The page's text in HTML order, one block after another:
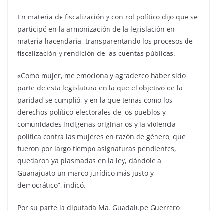
En materia de fiscalización y control político dijo que se
participó en la armonización de la legislación en
materia hacendaria, transparentando los procesos de
fiscalización y rendición de las cuentas públicas.
«Como mujer, me emociona y agradezco haber sido
parte de esta legislatura en la que el objetivo de la
paridad se cumplió, y en la que temas como los
derechos político-electorales de los pueblos y
comunidades indígenas originarios y la violencia
política contra las mujeres en razón de género, que
fueron por largo tiempo asignaturas pendientes,
quedaron ya plasmadas en la ley, dándole a
Guanajuato un marco jurídico más justo y
democrático”, indicó.
Por su parte la diputada Ma. Guadalupe Guerrero